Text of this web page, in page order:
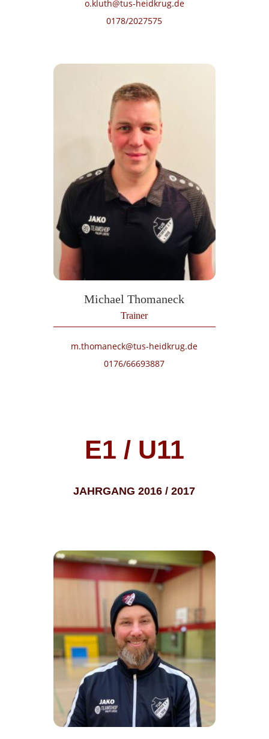
o.kluth@tus-heidkrug.de
0178/2027575
Michael Thomaneck
Trainer
m.thomaneck@tus-heidkrug.de
0176/66693887
E1 / U11
JAHRGANG 2016 / 2017